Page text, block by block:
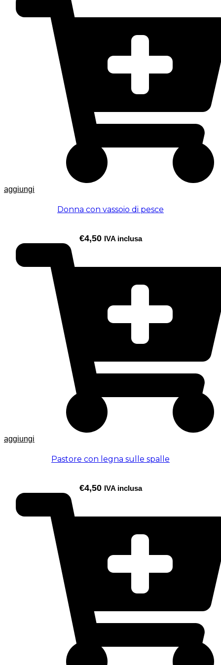
aggiungi
Donna con vassoio di pesce
€4,50 IVA inclusa
aggiungi
Pastore con legna sulle spalle
€4,50 IVA inclusa